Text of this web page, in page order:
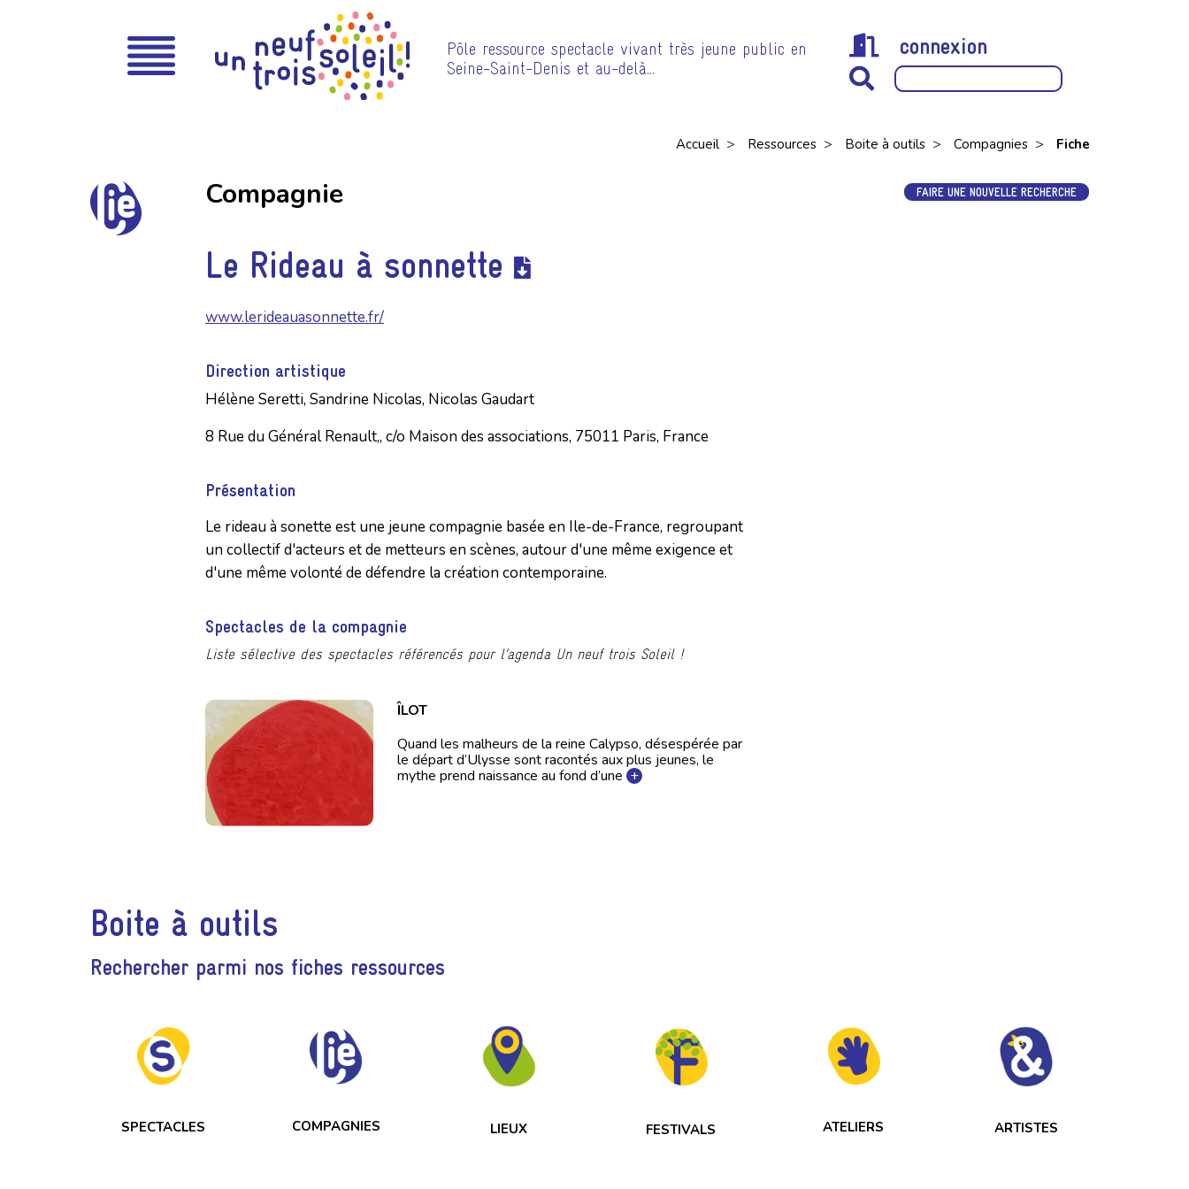
Pôle ressource spectacle vivant très jeune public en
Seine-Saint-Denis et au-delà…
connexion
Accueil > Ressources > Boite à outils > Compagnies > Fiche
Compagnie
Le Rideau à sonnette
www.lerideauasonnette.fr/
Direction artistique
Hélène Seretti, Sandrine Nicolas, Nicolas Gaudart
8 Rue du Général Renault,, c/o Maison des associations, 75011 Paris, France
Présentation
Le rideau à sonette est une jeune compagnie basée en Ile-de-France, regroupant
un collectif d'acteurs et de metteurs en scènes, autour d'une même exigence et
d'une même volonté de défendre la création contemporaine.
Spectacles de la compagnie
Liste sélective des spectacles référencés pour l’agenda Un neuf trois Soleil !
ÎLOT
Quand les malheurs de la reine Calypso, désespérée par
le départ d’Ulysse sont racontés aux plus jeunes, le
mythe prend naissance au fond d’une +
FAIRE UNE NOUVELLE RECHERCHE
Boite à outils
Rechercher parmi nos fiches ressources
SPECTACLES COMPAGNIES LIEUX FESTIVALS ATELIERS ARTISTES